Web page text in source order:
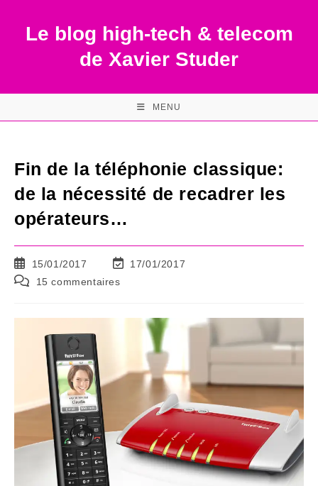
contentLe blog high-tech & telecom
de Xavier Studer
MENU
Fin de la téléphonie classique:
de la nécessité de recadrer les
opérateurs…
Publication
publiée :
15/01/2017
Dernière
publication :
17/01/2017
Commentaires
publication :
15 commentaires